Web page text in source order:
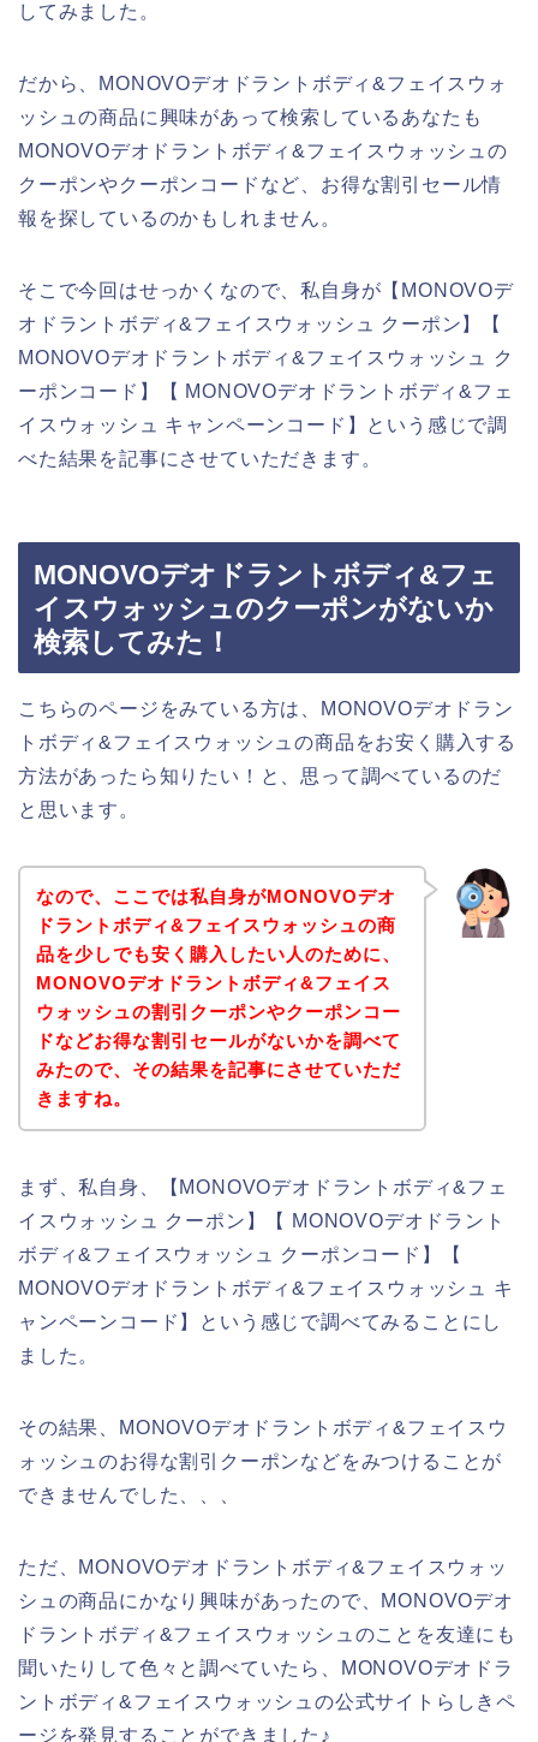
してみました。
だから、MONOVOデオドラントボディ&フェイスウォ
ッシュの商品に興味があって検索しているあなたも
MONOVOデオドラントボディ&フェイスウォッシュの
クーポンやクーポンコードなど、お得な割引セール情
報を探しているのかもしれません。
そこで今回はせっかくなので、私自身が【MONOVOデ
オドラントボディ&フェイスウォッシュ クーポン】【
MONOVOデオドラントボディ&フェイスウォッシュ ク
ーポンコード】【 MONOVOデオドラントボディ&フェ
イスウォッシュ キャンペーンコード】という感じで調
べた結果を記事にさせていただきます。
MONOVOデオドラントボディ&フェ
イスウォッシュのクーポンがないか
検索してみた！
こちらのページをみている方は、MONOVOデオドラン
トボディ&フェイスウォッシュの商品をお安く購入する
方法があったら知りたい！と、思って調べているのだ
と思います。
なので、ここでは私自身がMONOVOデオ
ドラントボディ&フェイスウォッシュの商
品を少しでも安く購入したい人のために、
MONOVOデオドラントボディ&フェイス
ウォッシュの割引クーポンやクーポンコー
ドなどお得な割引セールがないかを調べて
みたので、その結果を記事にさせていただ
きますね。
まず、私自身、【MONOVOデオドラントボディ&フェ
イスウォッシュ クーポン】【 MONOVOデオドラント
ボディ&フェイスウォッシュ クーポンコード】【
MONOVOデオドラントボディ&フェイスウォッシュ キ
ャンペーンコード】という感じで調べてみることにし
ました。
その結果、MONOVOデオドラントボディ&フェイスウ
ォッシュのお得な割引クーポンなどをみつけることが
できませんでした、、、
ただ、MONOVOデオドラントボディ&フェイスウォッ
シュの商品にかなり興味があったので、MONOVOデオ
ドラントボディ&フェイスウォッシュのことを友達にも
聞いたりして色々と調べていたら、MONOVOデオドラ
ントボディ&フェイスウォッシュの公式サイトらしきペ
ージを発見することができました♪